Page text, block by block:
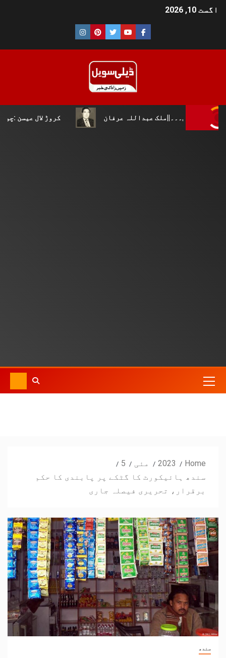
اگست 10, 2026
کروڑ لال عیسن :چوپال کلچرل عبداللہ عرفان
Home
2023 مئی
5
سندھ ہائیکورٹ کا گٹکے پر پابندی کا حکم
برقرار، تحریری فیصلہ جاری
سندھ